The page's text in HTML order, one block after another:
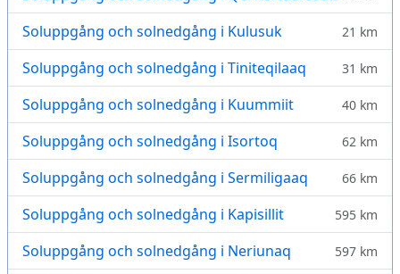
Soluppgång och solnedgång i Kulusuk 21 km
Soluppgång och solnedgång i Tiniteqilaaq 31 km
Soluppgång och solnedgång i Kuummiit 40 km
Soluppgång och solnedgång i Isortoq 62 km
Soluppgång och solnedgång i Sermiligaaq 66 km
Soluppgång och solnedgång i Kapisillit 595 km
Soluppgång och solnedgång i Neriunaq 597 km